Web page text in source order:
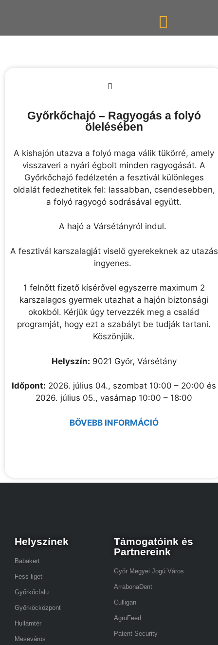
Győrkőchajó – Ragyogás a folyó
ölelésében
A kishajón utazva a folyó maga válik tükörré, amely
visszaveri a nyári égbolt minden ragyogását. A
Győrkőchajó fedélzetén a fesztivál különleges
oldalát fedezhetitek fel: lassabban, csendesebben,
a folyó ragyogó sodrásával együtt.
A hajó a Vársétányról indul.
A fesztivál karszalagját viselő gyerekeknek az utazás
ingyenes.
1 felnőtt fizető kísérővel egyszerre maximum 2
karszalagos gyermek utazhat a hajón biztonsági
okokból. Kérjük úgy tervezzék meg a család
programját, hogy ezt a szabályt be tudják tartani.
Köszönjük.
Helyszín: 9021 Győr, Vársétány
Időpont: 2026. július 04., szombat 10:00 – 20:00 és
2026. július 05., vasárnap 10:00 – 18:00
BŐVEBB INFORMÁCIÓ
Helyszínek
Babakert
Fess liget
Győrkőcfalu
Győrköcközpont
Hullámtér
Meseváros
Támogatóink és
Partnereink
Győr Megyei Jogú Város
ArrabonaDent
Culligan
AgroFeed
Patent Security